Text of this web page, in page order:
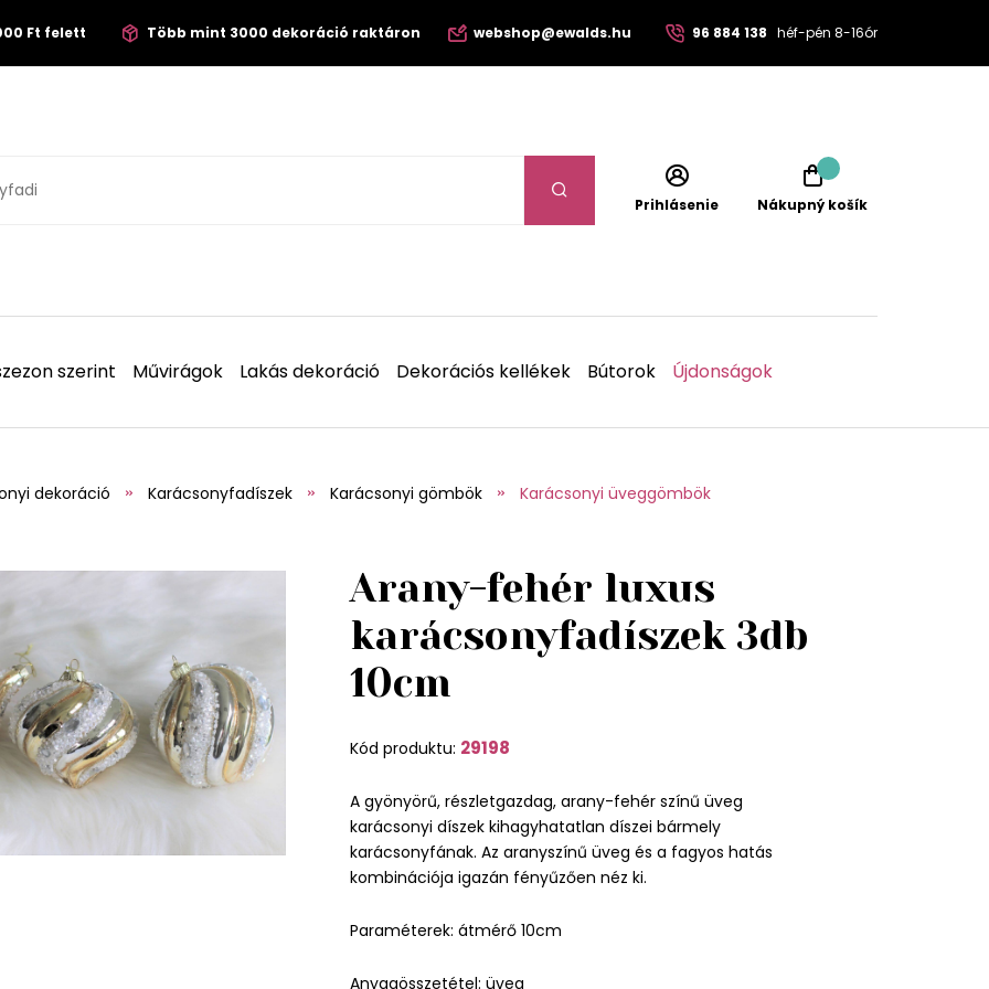
Ft felett Több mint 3000 dekoráció raktáron webshop@ewalds.hu 96 884 138 héf-pén 8-16ór
Prihlásenie Nákupný košík
szerint Művirágok Lakás dekoráció Dekorációs kellékek Bútorok Újdonságok
dekoráció Karácsonyfadíszek Karácsonyi gömbök Karácsonyi üveggömbök
Arany-fehér luxus
karácsonyfadíszek 3db
10cm
Kód produktu: 29198
A gyönyörű, részletgazdag, arany-fehér színű üveg
karácsonyi díszek kihagyhatatlan díszei bármely
karácsonyfának. Az aranyszínű üveg és a fagyos hatás
kombinációja igazán fényűzően néz ki.
Paraméterek: átmérő 10cm
Anyagösszetétel: üveg